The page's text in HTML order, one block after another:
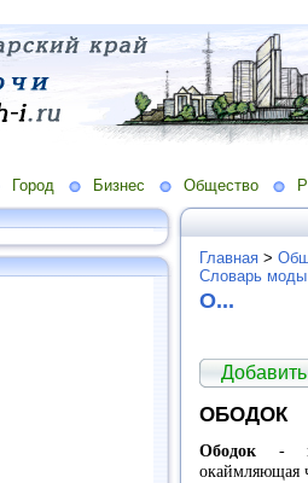
Город Бизнес Общество
Главная >
Словарь
O...
ОБОДОК
Ободок -
окаймляющая